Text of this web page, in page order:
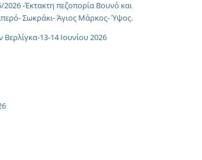
2026 -Έκτακτη πεζοπορία Βουνό και
Σωκράκι- Άγιος Μάρκος- Ύψος.
13-14 Ιουνίου 2026